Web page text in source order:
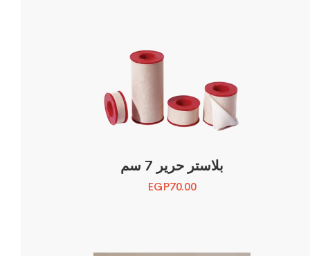
بلاستر حرير 7 سم
EGP70.00